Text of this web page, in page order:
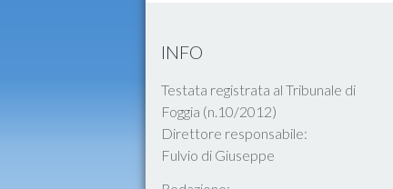
INFO
Testata registrata al Tribunale di
Foggia (n.10/2012)
Direttore responsabile:
Fulvio di Giuseppe